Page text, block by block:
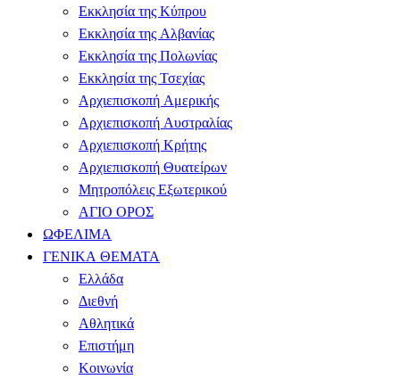
Εκκλησία της Κύπρου
Εκκλησία της Αλβανίας
Εκκλησία της Πολωνίας
Εκκλησία της Τσεχίας
Αρχιεπισκοπή Αμερικής
Αρχιεπισκοπή Αυστραλίας
Αρχιεπισκοπή Κρήτης
Αρχιεπισκοπή Θυατείρων
Μητροπόλεις Εξωτερικού
ΑΓΙΟ ΟΡΟΣ
ΩΦΕΛΙΜΑ
ΓΕΝΙΚΑ ΘΕΜΑΤΑ
Ελλάδα
Διεθνή
Αθλητικά
Επιστήμη
Κοινωνία